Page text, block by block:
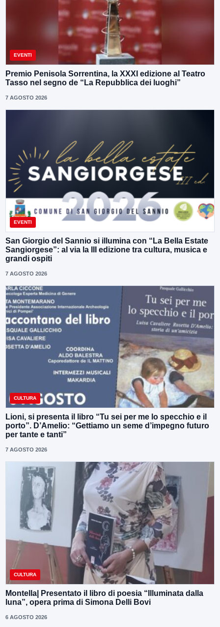
EVENTI
Premio Penisola Sorrentina, la XXXI edizione al Teatro
Tasso nel segno de “La Repubblica dei luoghi”
7 AGOSTO 2026
EVENTI
San Giorgio del Sannio si illumina con “La Bella Estate
Sangiorgese”: al via la III edizione tra cultura, musica e
grandi ospiti
7 AGOSTO 2026
CULTURA
Lioni, si presenta il libro “Tu sei per me lo specchio e il
porto”. D’Amelio: “Gettiamo un seme d’impegno futuro
per tante e tanti”
7 AGOSTO 2026
CULTURA
Montella| Presentato il libro di poesia “Illuminata dalla
luna”, opera prima di Simona Delli Bovi
6 AGOSTO 2026